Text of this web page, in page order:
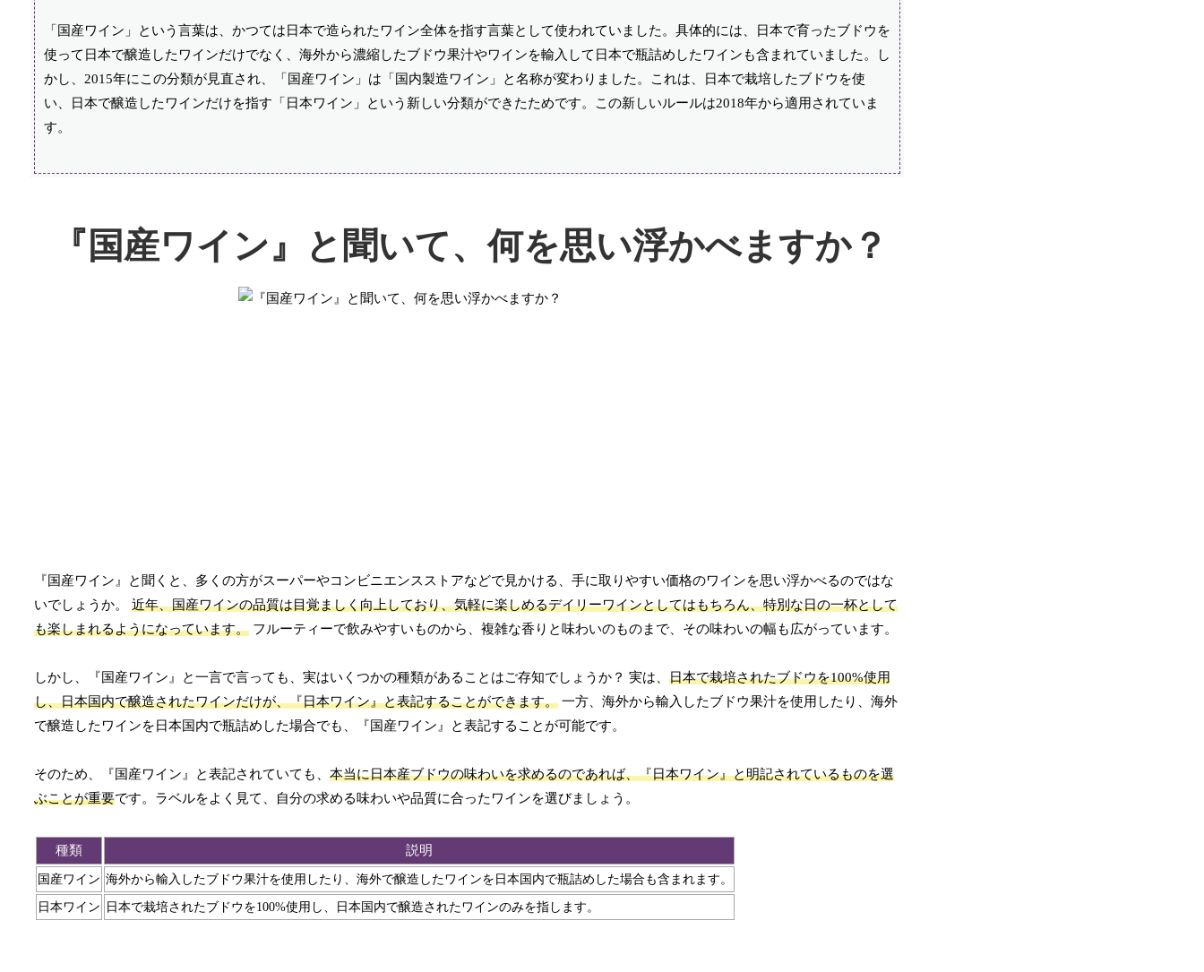
「国産ワイン」という言葉は、かつては日本で造られたワイン全体を指す言葉として使われていました。具体的には、日本で育ったブドウを
使って日本で醸造したワインだけでなく、海外から濃縮したブドウ果汁やワインを輸入して日本で瓶詰めしたワインも含まれていました。し
かし、2015年にこの分類が見直され、「国産ワイン」は「国内製造ワイン」と名称が変わりました。これは、日本で栽培したブドウを使
い、日本で醸造したワインだけを指す「日本ワイン」という新しい分類ができたためです。この新しいルールは2018年から適用されていま
す。
『国産ワイン』と聞いて、何を思い浮かべますか？
『国産ワイン』と聞くと、多くの方がスーパーやコンビニエンスストアなどで見かける、手に取りやすい価格のワインを思い浮かべるのではな
いでしょうか。 近年、国産ワインの品質は目覚ましく向上しており、気軽に楽しめるデイリーワインとしてはもちろん、特別な日の一杯として
も楽しまれるようになっています。 フルーティーで飲みやすいものから、複雑な香りと味わいのものまで、その味わいの幅も広がっています。
しかし、『国産ワイン』と一言で言っても、実はいくつかの種類があることはご存知でしょうか？ 実は、 日本で栽培されたブドウを100%使用
し、日本国内で醸造されたワインだけが、『日本ワイン』と表記することができます。 一方、海外から輸入したブドウ果汁を使用したり、海外
で醸造したワインを日本国内で瓶詰めした場合でも、『国産ワイン』と表記することが可能です。
そのため、『国産ワイン』と表記されていても、 本当に日本産ブドウの味わいを求めるのであれば、『日本ワイン』と明記されているものを選
ぶことが重要です。ラベルをよく見て、自分の求める味わいや品質に合ったワインを選びましょう。
種類 説明
国産ワイン 海外から輸入したブドウ果汁を使用したり、海外で醸造したワインを日本国内で瓶詰めした場合も含まれます。
日本ワイン 日本で栽培されたブドウを100%使用し、日本国内で醸造されたワインのみを指します。